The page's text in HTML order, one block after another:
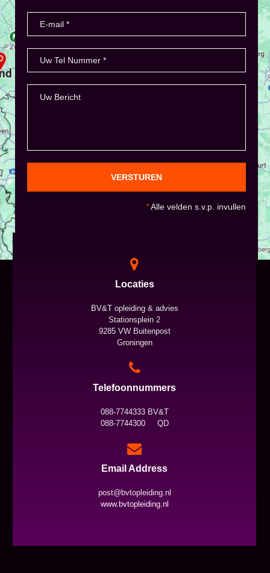
VERSTUREN
*Alle velden s.v.p. invullen
Locaties
BV&T opleiding & advies
Stationsplein 2
9285 VW Buitenpost
Groningen
Telefoonnummers
088-7744333 BV&T
088-7744300 QD
Email Address
post@bvtopleiding.nl
www.bvtopleiding.nl